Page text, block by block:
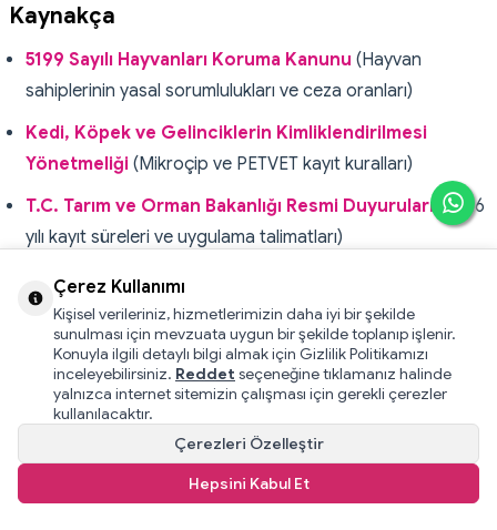
Kaynakça
5199 Sayılı Hayvanları Koruma Kanunu (Hayvan
sahiplerinin yasal sorumlulukları ve ceza oranları)
Kedi, Köpek ve Gelinciklerin Kimliklendirilmesi
Yönetmeliği (Mikroçip ve PETVET kayıt kuralları)
T.C. Tarım ve Orman Bakanlığı Resmi Duyuruları (2026
yılı kayıt süreleri ve uygulama talimatları)
Tarım Cebimde Mobil Uygulaması
Paylaş
8 Ağustos Dünya Kediler Günü 2026: #ThinkCAT
Çerez Kullanımı
Kişisel verileriniz, hizmetlerimizin daha iyi bir şekilde
sunulması için mevzuata uygun bir şekilde toplanıp işlenir.
Konuyla ilgili detaylı bilgi almak için Gizlilik Politikamızı
inceleyebilirsiniz. Reddet seçeneğine tıklamanız halinde
yalnızca internet sitemizin çalışması için gerekli çerezler
kullanılacaktır.
Çerezleri Özelleştir
Hepsini Kabul Et